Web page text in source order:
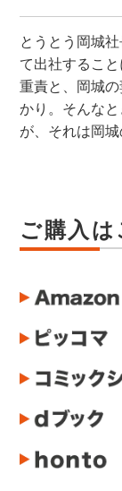
とうとう岡城
て出社するこ
重責と、岡城
かり。そんな
が、それは岡
ご購入は